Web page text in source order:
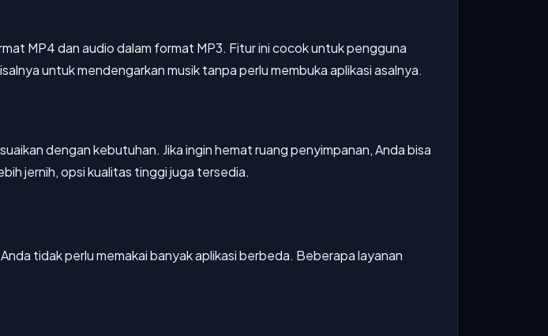
MP4 dan audio dalam format MP3. Fitur ini cocok untuk pengguna
untuk mendengarkan musik tanpa perlu membuka aplikasi asalnya.
dengan kebutuhan. Jika ingin hemat ruang penyimpanan, Anda bisa
jernih, opsi kualitas tinggi juga tersedia.
tidak perlu memakai banyak aplikasi berbeda. Beberapa layanan